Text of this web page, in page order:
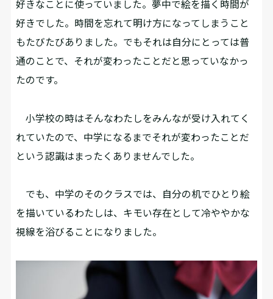
好きなことに使っていました。夢中で絵を描く時間が
好きでした。時間を忘れて明け方になってしまうこと
もたびたびありました。でもそれは自分にとっては普
通のことで、それが変わったことだと思っていなかっ
たのです。
小学校の時はそんなわたしをみんなが受け入れてく
れていたので、中学になるまでそれが変わったことだ
という認識はまったくありませんでした。
でも、中学のそのクラスでは、自分の机でひとり絵
を描いているわたしは、キモい存在として冷ややかな
視線を浴びることになりました。